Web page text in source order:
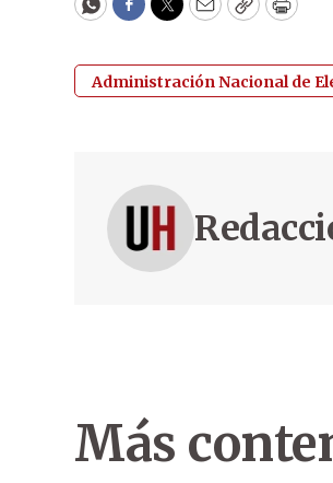
WhatsApp
Facebook
Twitter
EmailCopyPrint
Administración Nacional de
Más